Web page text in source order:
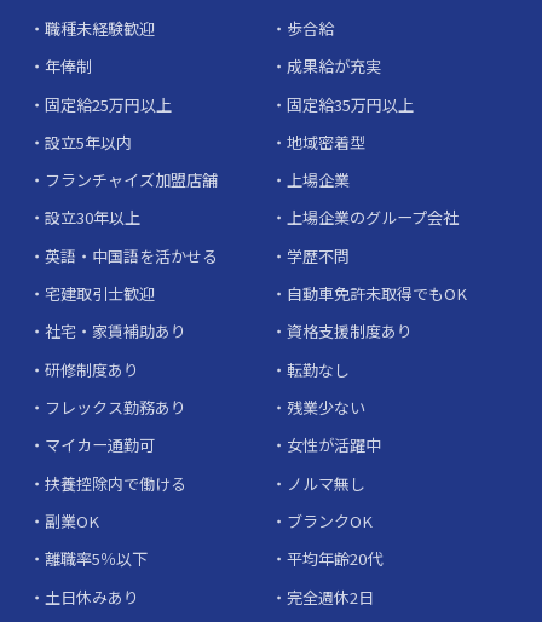
職種未経験歓迎
歩合給
年俸制
成果給が充実
固定給25万円以上
固定給35万円以上
設立5年以内
地域密着型
フランチャイズ加盟店舗
上場企業
設立30年以上
上場企業のグループ会社
英語・中国語を活かせる
学歴不問
宅建取引士歓迎
自動車免許未取得でもOK
社宅・家賃補助あり
資格支援制度あり
研修制度あり
転勤なし
フレックス勤務あり
残業少ない
マイカー通勤可
女性が活躍中
扶養控除内で働ける
ノルマ無し
副業OK
ブランクOK
離職率5％以下
平均年齢20代
土日休みあり
完全週休2日